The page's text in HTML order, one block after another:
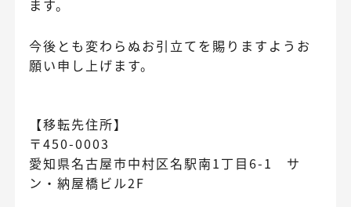
ます。
今後とも変わらぬお引立てを賜りますようお
願い申し上げます。
【移転先住所】
〒450-0003
愛知県名古屋市中村区名駅南1丁目6-1 サ
ン・納屋橋ビル2F